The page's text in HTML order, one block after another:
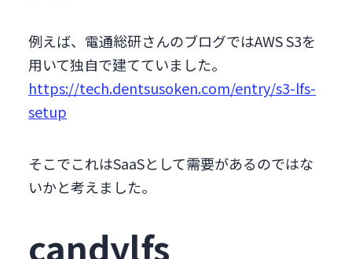
例えば、電通総研さんのブログではAWS S3を
用いて独自で建てていました。
https://tech.dentsusoken.com/entry/s3-lfs-
setup
そこでこれはSaaSとして需要があるのではな
いかと考えました。
candylfs